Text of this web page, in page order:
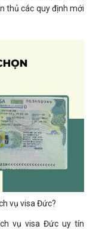
thủ các quy định mới
vụ visa Đức?
vụ visa Đức uy tín